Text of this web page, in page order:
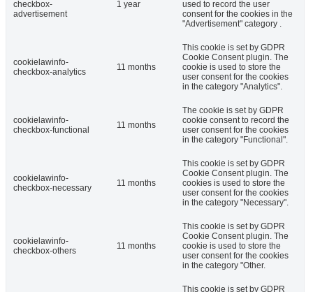
checkbox-
advertisement
1 year
used to record the user
consent for the cookies in the
"Advertisement" category .
cookielawinfo-
checkbox-analytics
11 months
This cookie is set by GDPR
Cookie Consent plugin. The
cookie is used to store the
user consent for the cookies
in the category "Analytics".
cookielawinfo-
checkbox-functional
11 months
The cookie is set by GDPR
cookie consent to record the
user consent for the cookies
in the category "Functional".
cookielawinfo-
checkbox-necessary
11 months
This cookie is set by GDPR
Cookie Consent plugin. The
cookies is used to store the
user consent for the cookies
in the category "Necessary".
cookielawinfo-
checkbox-others
11 months
This cookie is set by GDPR
Cookie Consent plugin. The
cookie is used to store the
user consent for the cookies
in the category "Other.
This cookie is set by GDPR